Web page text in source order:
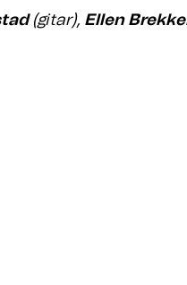
(gitar), Ellen